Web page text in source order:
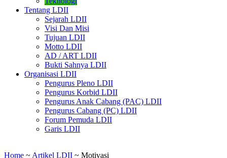
Tentang LDII
Sejarah LDII
Visi Dan Misi
Tujuan LDII
Motto LDII
AD / ART LDII
Bukti Sahnya LDII
Organisasi LDII
Pengurus Pleno LDII
Pengurus Korbid LDII
Pengurus Anak Cabang (PAC) LDII
Pengurus Cabang (PC) LDII
Forum Pemuda LDII
Garis LDII
Home ~ Artikel LDII ~ Motivasi